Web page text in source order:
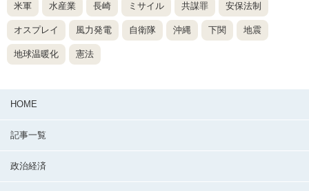
米軍 水産業 長崎 ミサイル 共謀罪 安保法制
オスプレイ 風力発電 自衛隊 沖縄 下関 地震
地球温暖化 憲法
HOME
記事一覧
政治経済